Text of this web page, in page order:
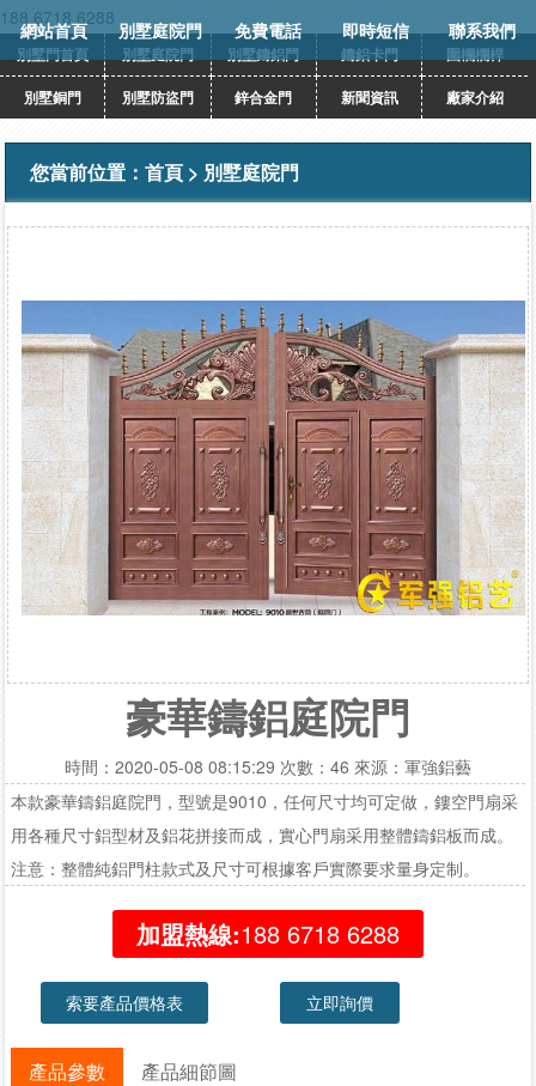
188 6718 6288
別墅門首頁 別墅庭院門 別墅鑄鋁門 鑄鋁卡門
圍欄欄桿
別墅銅門
別墅防盜門 鋅合金門 新聞資訊 廠家介紹
您當前位置：首頁 > 別墅庭院門
豪華鑄鋁庭院門
時間：2020-05-08 08:15:29 次數：46 來源：軍強鋁藝
本款豪華鑄鋁庭院門，型號是9010，任何尺寸均可定做，鏤空門扇采
用各種尺寸鋁型材及鋁花拼接而成，實心門扇采用整體鑄鋁板而成。
注意：整體純鋁門柱款式及尺寸可根據客戶實際要求量身定制。
加盟熱線:188 6718 6288
索要產品價格表 立即詢價
產品參數 產品細節圖
網站首頁 別墅庭院門 免費電話 即時短信 聯系我們